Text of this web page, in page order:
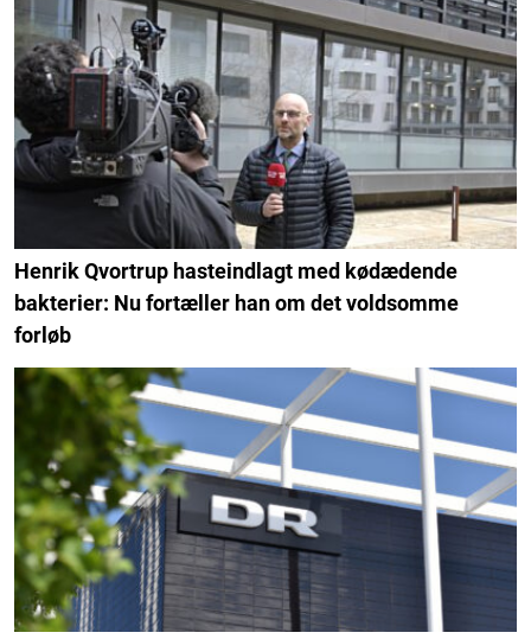
Henrik Qvortrup hasteindlagt med kødædende
bakterier: Nu fortæller han om det voldsomme
forløb